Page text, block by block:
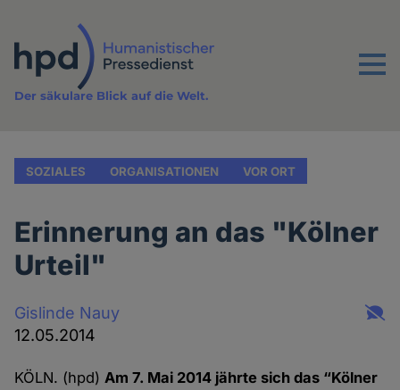
Inhalt
Menu
Der säkulare Blick auf die Welt.
SOZIALES ORGANISATIONEN VOR ORT
Erinnerung an das "Kölner
Urteil"
Gislinde Nauy
12.05.2014
KÖLN. (hpd) Am 7. Mai 2014 jährte sich das “Kölner